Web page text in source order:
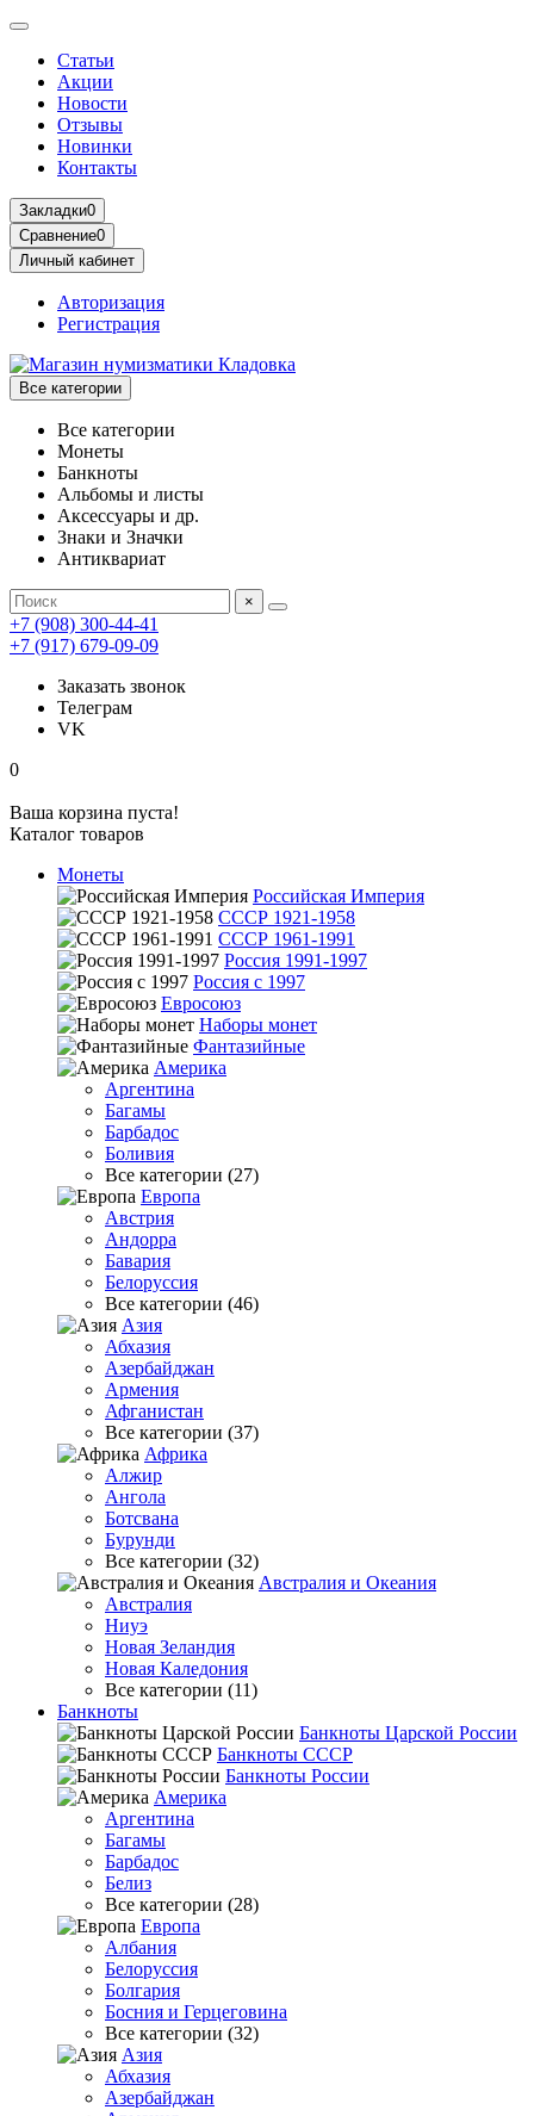
Статьи
Акции
Новости
Отзывы
Новинки
Контакты
Закладки0
Сравнение0
Личный кабинет
Авторизация
Регистрация
Все категории
Все категории
Монеты
Банкноты
Альбомы и листы
Аксессуары и др.
Знаки и Значки
Антиквариат
×
+7 (908) 300-44-41
+7 (917) 679-09-09
Заказать звонок
Телеграм
VK
0
Ваша корзина пуста!
Каталог товаров
Монеты
Российская Империя
СССР 1921-1958
СССР 1961-1991
Россия 1991-1997
Россия с 1997
Евросоюз
Наборы монет
Фантазийные
Америка
Аргентина
Багамы
Барбадос
Боливия
Все категории (27)
Европа
Австрия
Андорра
Бавария
Белоруссия
Все категории (46)
Азия
Абхазия
Азербайджан
Армения
Афганистан
Все категории (37)
Африка
Алжир
Ангола
Ботсвана
Бурунди
Все категории (32)
Австралия и Океания
Австралия
Ниуэ
Новая Зеландия
Новая Каледония
Все категории (11)
Банкноты
Банкноты Царской России
Банкноты СССР
Банкноты России
Америка
Аргентина
Багамы
Барбадос
Белиз
Все категории (28)
Европа
Албания
Белоруссия
Болгария
Босния и Герцеговина
Все категории (32)
Азия
Абхазия
Азербайджан